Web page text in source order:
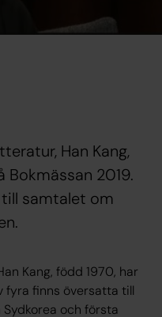
Han Kang,
Bokmässan 2019.
till samtalet om
Kang, född 1970, har
fyra finns översatta till
och första